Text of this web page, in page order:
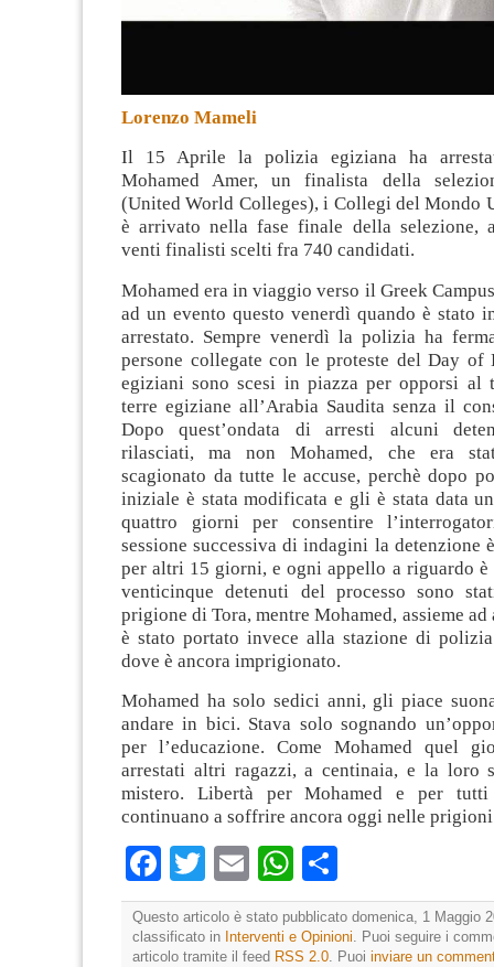
Lorenzo Mameli
Il 15 Aprile la polizia egiziana ha
Mohamed Amer, un finalista della
(United World Colleges), i Collegi del Mondo
è arrivato nella fase finale della selezione,
venti finalisti scelti fra 740 candidati.
Mohamed era in viaggio verso il Greek
ad un evento questo venerdì quando è stato
arrestato. Sempre venerdì la polizia ha
persone collegate con le proteste del Day
egiziani sono scesi in piazza per opporsi al
terre egiziane all’Arabia Saudita senza il
Dopo quest’ondata di arresti alcuni
rilasciati, ma non Mohamed, che era
scagionato da tutte le accuse, perchè dopo
iniziale è stata modificata e gli è stata data
quattro giorni per consentire
sessione successiva di indagini la detenzione
per altri 15 giorni, e ogni appello a riguardo è
venticinque detenuti del processo sono
prigione di Tora, mentre Mohamed, assieme
è stato portato invece alla stazione di
dove è ancora imprigionato.
Mohamed ha solo sedici anni, gli piace
andare in bici. Stava solo sognando
per l’educazione. Come Mohamed quel
arrestati altri ragazzi, a centinaia, e la loro
mistero. Libertà per Mohamed e per
continuano a soffrire ancora oggi nelle
Facebook
TwitterEmailWhatsApp
Questo articolo è stato pubblicato domenica, 1 Maggio
classificato in Interventi e Opinioni. Puoi seguire i
articolo tramite il feed RSS 2.0. Puoi inviare un